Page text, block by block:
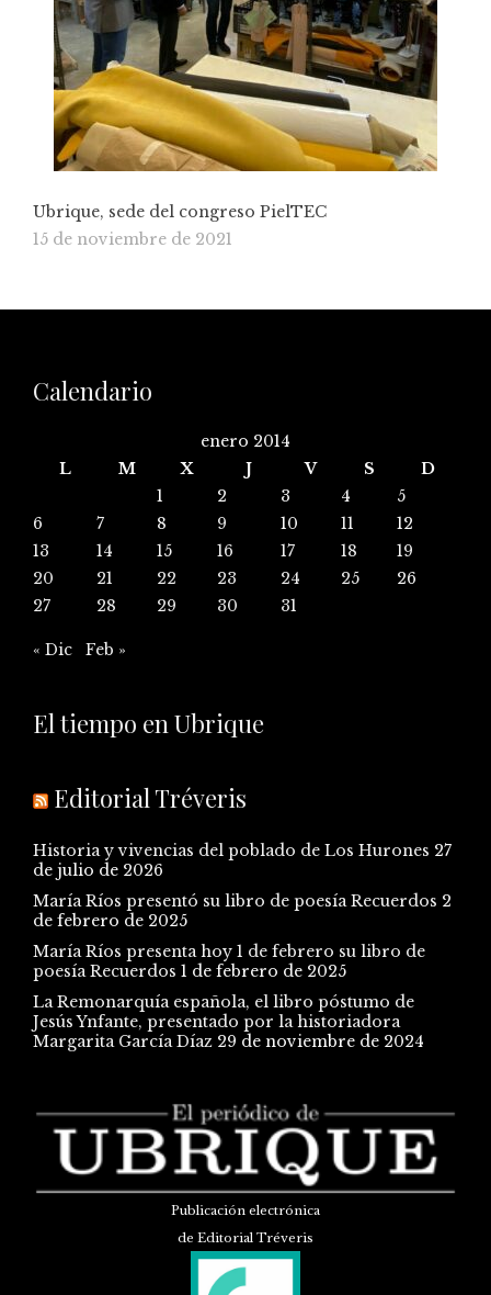
Ubrique, sede del congreso PielTEC
15 de noviembre de 2021
Calendario
enero 2014
L
M X J V S
D
1
2 3 4
5
6
7 8 9 10 11
12
13
14 15 16 17 18
19
20
21 22 23 24 25
26
27
28 29 30 31
« Dic Feb »
El tiempo en Ubrique
Editorial Tréveris
Historia y vivencias del poblado de Los Hurones 27
de julio de 2026
María Ríos presentó su libro de poesía Recuerdos 2
de febrero de 2025
María Ríos presenta hoy 1 de febrero su libro de
poesía Recuerdos 1 de febrero de 2025
La Remonarquía española, el libro póstumo de
Jesús Ynfante, presentado por la historiadora
Margarita García Díaz 29 de noviembre de 2024
Publicación electrónica
de Editorial Tréveris